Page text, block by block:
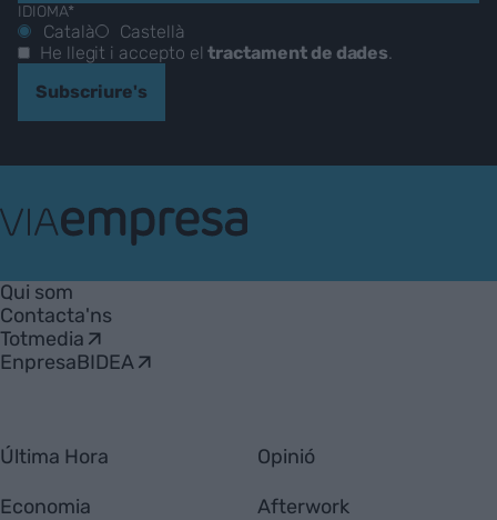
IDIOMA*
Català
Castellà
He llegit i accepto eltractament de dades.
Subscriure's
Empresa
Qui som
Contacta'ns
Totmedia
EnpresaBIDEA
Última Hora
Economia
Opinió
Afterwork